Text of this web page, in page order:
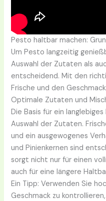
Pesto haltbar machen:
Um Pesto langzeitig
Auswahl der Zutaten als
entscheidend. Mit den
Frische und den
Optimale Zutaten und
Die Basis für ein
Auswahl der Zutaten.
und ein ausgewogenes
und Pinienkernen sind
sorgt nicht nur für einen
auch für eine längere
Ein Tipp: Verwenden Sie
Geschmack zu